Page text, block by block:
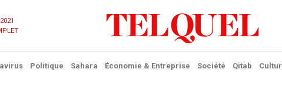
Politique Sahara Économie & Entreprise Société Qitab